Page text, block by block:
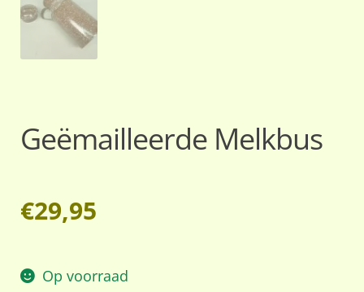
Geëmailleerde Melkbus
€29,95
Op voorraad